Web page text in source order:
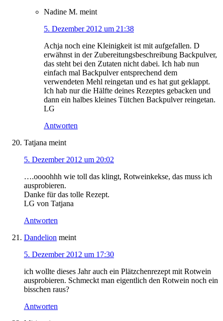
Nadine M. meint
5. Dezember 2012 um 21:38
Achja noch eine Kleinigkeit ist mit aufgefallen. D
erwähnst in der Zubereitungsbeschreibung Backpulver,
das steht bei den Zutaten nicht dabei. Ich hab nun
einfach mal Backpulver entsprechend dem
verwendeten Mehl reingetan und es hat gut geklappt.
Ich hab nur die Hälfte deines Rezeptes gebacken und
dann ein halbes kleines Tütchen Backpulver reingetan.
LG
Antworten
Tatjana meint
5. Dezember 2012 um 20:02
….oooohhh wie toll das klingt, Rotweinkekse, das muss ich
ausprobieren.
Danke für das tolle Rezept.
LG von Tatjana
Antworten
Dandelion meint
5. Dezember 2012 um 17:30
ich wollte dieses Jahr auch ein Plätzchenrezept mit Rotwein
ausprobieren. Schmeckt man eigentlich den Rotwein noch ein
bisschen raus?
Antworten